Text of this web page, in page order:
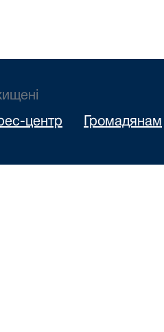
центр Громадянам